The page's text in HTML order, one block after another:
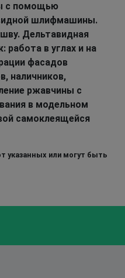
с помощью
шлифмашины.
Дельтавидная
работа в углах и на
фасадов
наличников,
ржавчины с
в модельном
самоклеящейся
указанных или могут быть